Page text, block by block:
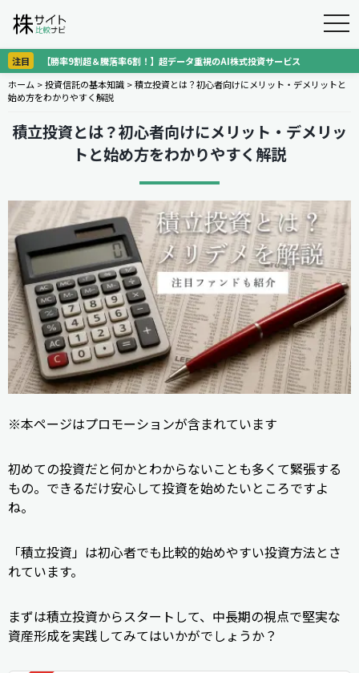
注目
【勝率9割超＆騰落率6割！】超データ重視のAI株式投資サービス
ホーム >投資信託の基本知識 >積立投資とは？初心者向けにメリット・デメリットと
始め方をわかりやすく解説
積立投資とは？初心者向けにメリット・デメリッ
トと始め方をわかりやすく解説
※本ページはプロモーションが含まれています
初めての投資だと何かとわからないことも多くて緊張する
もの。できるだけ安心して投資を始めたいところですよ
ね。
「積立投資」は初心者でも比較的始めやすい投資方法とさ
れています。
まずは積立投資からスタートして、中長期の視点で堅実な
資産形成を実践してみてはいかがでしょうか？